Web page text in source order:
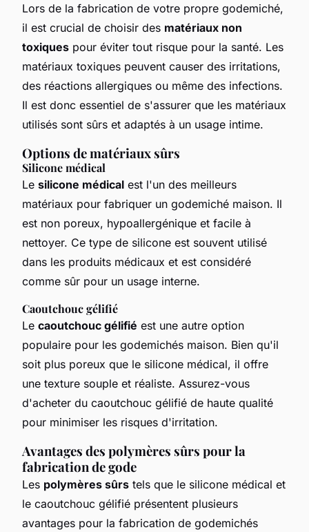
Lors de la fabrication de votre propre godemiché,
il est crucial de choisir des matériaux non
toxiques pour éviter tout risque pour la santé. Les
matériaux toxiques peuvent causer des irritations,
des réactions allergiques ou même des infections.
Il est donc essentiel de s'assurer que les matériaux
utilisés sont sûrs et adaptés à un usage intime.
Options de matériaux sûrs
Silicone médical
Le silicone médical est l'un des meilleurs
matériaux pour fabriquer un godemiché maison. Il
est non poreux, hypoallergénique et facile à
nettoyer. Ce type de silicone est souvent utilisé
dans les produits médicaux et est considéré
comme sûr pour un usage interne.
Caoutchouc gélifié
Le caoutchouc gélifié est une autre option
populaire pour les godemichés maison. Bien qu'il
soit plus poreux que le silicone médical, il offre
une texture souple et réaliste. Assurez-vous
d'acheter du caoutchouc gélifié de haute qualité
pour minimiser les risques d'irritation.
Avantages des polymères sûrs pour la
fabrication de gode
Les polymères sûrs tels que le silicone médical et
le caoutchouc gélifié présentent plusieurs
avantages pour la fabrication de godemichés